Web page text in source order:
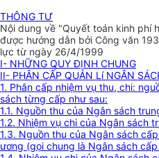
THÔNG TƯ
Nội dung về "Quyết toán kinh phí
được hướng dẫn bởi Công văn
lực từ ngày 26/4/1999
I- NHỮNG QUY ĐỊNH CHUNG
II- PHÂN CẤP QUẢN Lí NGÂN
1. Phân cấp nhiệm vụ thu, chi:
sách từng cấp như sau:
1.1. Nguồn thu của Ngân sách
1.2. Nhiệm vụ chi của Ngân sách
1.3. Nguồn thu của Ngân sách
ương (gọi chung là Ngân sách